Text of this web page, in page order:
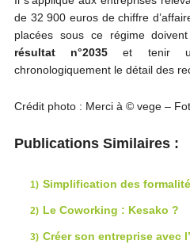
de 32 900 euros de chiffre
placées sous ce régime
résultat n°2035 et tenir un
chronologiquement le détail des
Crédit photo : Merci à © vege –
Publications Similaires :
Simplification des
Le Coworking : Kesako ?
Créer son entreprise avec